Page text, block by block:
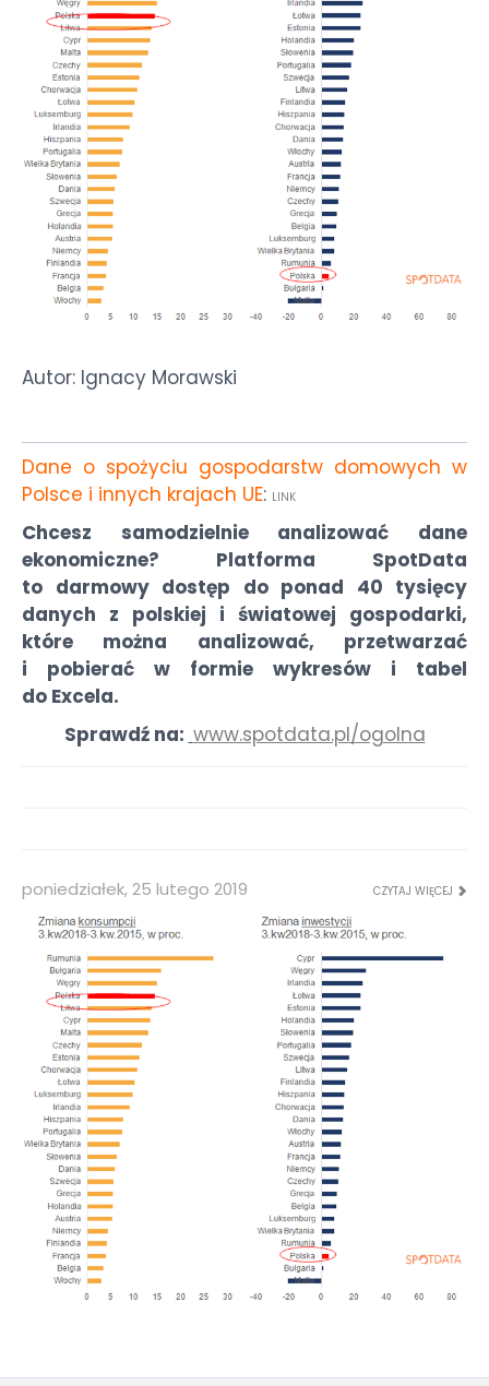
Autor: Ignacy Morawski
Dane o spożyciu gospodarstw domowych w
Polsce i innych krajach UE: LINK
Chcesz samodzielnie analizować dane
ekonomiczne? Platforma SpotData
to darmowy dostęp do ponad 40 tysięcy
danych z polskiej i światowej gospodarki,
które można analizować, przetwarzać
i pobierać w formie wykresów i tabel
do Excela.
Sprawdź na: www.spotdata.pl/ogolna
poniedziałek, 25 lutego 2019 CZYTAJ WIĘCEJ